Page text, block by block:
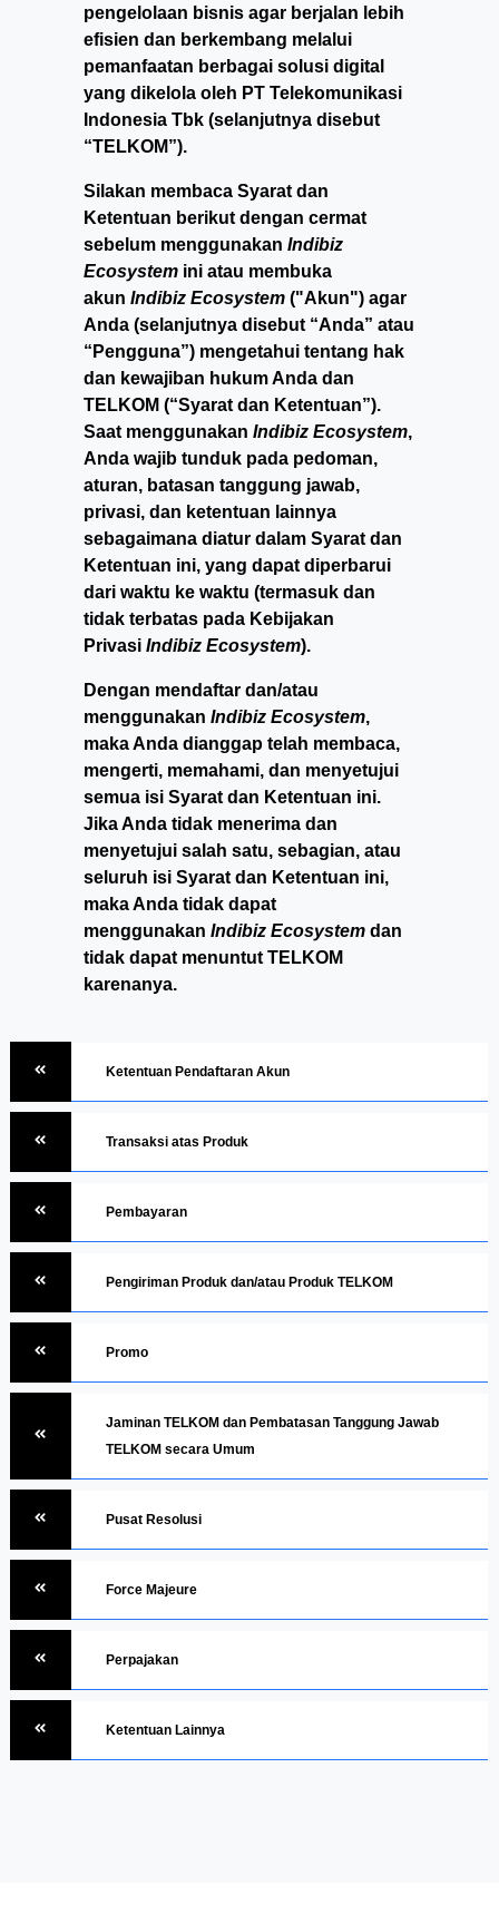
pengelolaan bisnis agar berjalan lebih
efisien dan berkembang melalui
pemanfaatan berbagai solusi digital
yang dikelola oleh PT Telekomunikasi
Indonesia Tbk (selanjutnya disebut
“TELKOM”).
Silakan membaca Syarat dan
Ketentuan berikut dengan cermat
sebelum menggunakan Indibiz
Ecosystem ini atau membuka
akun Indibiz Ecosystem ("Akun") agar
Anda (selanjutnya disebut “Anda” atau
“Pengguna”) mengetahui tentang hak
dan kewajiban hukum Anda dan
TELKOM (“Syarat dan Ketentuan”).
Saat menggunakan Indibiz Ecosystem,
Anda wajib tunduk pada pedoman,
aturan, batasan tanggung jawab,
privasi, dan ketentuan lainnya
sebagaimana diatur dalam Syarat dan
Ketentuan ini, yang dapat diperbarui
dari waktu ke waktu (termasuk dan
tidak terbatas pada Kebijakan
Privasi Indibiz Ecosystem).
Dengan mendaftar dan/atau
menggunakan Indibiz Ecosystem,
maka Anda dianggap telah membaca,
mengerti, memahami, dan menyetujui
semua isi Syarat dan Ketentuan ini.
Jika Anda tidak menerima dan
menyetujui salah satu, sebagian, atau
seluruh isi Syarat dan Ketentuan ini,
maka Anda tidak dapat
menggunakan Indibiz Ecosystem dan
tidak dapat menuntut TELKOM
karenanya.
Ketentuan Pendaftaran Akun
Transaksi atas Produk
Pembayaran
Pengiriman Produk dan/atau Produk TELKOM
Promo
Jaminan TELKOM dan Pembatasan Tanggung Jawab
TELKOM secara Umum
Pusat Resolusi
Force Majeure
Perpajakan
Ketentuan Lainnya